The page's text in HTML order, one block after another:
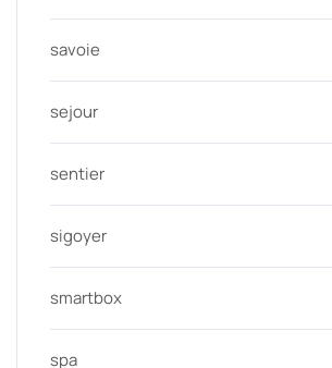
savoie
sejour
sentier
sigoyer
smartbox
spa